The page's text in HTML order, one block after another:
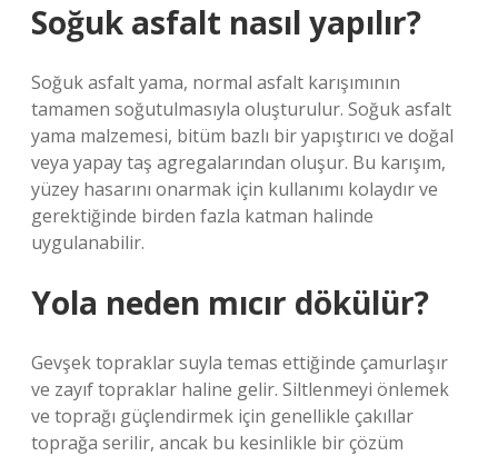
Soğuk asfalt nasıl yapılır?
Soğuk asfalt yama, normal asfalt karışımının
tamamen soğutulmasıyla oluşturulur. Soğuk asfalt
yama malzemesi, bitüm bazlı bir yapıştırıcı ve doğal
veya yapay taş agregalarından oluşur. Bu karışım,
yüzey hasarını onarmak için kullanımı kolaydır ve
gerektiğinde birden fazla katman halinde
uygulanabilir.
Yola neden mıcır dökülür?
Gevşek topraklar suyla temas ettiğinde çamurlaşır
ve zayıf topraklar haline gelir. Siltlenmeyi önlemek
ve toprağı güçlendirmek için genellikle çakıllar
toprağa serilir, ancak bu kesinlikle bir çözüm